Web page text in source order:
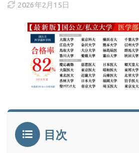
2026年2月15日
目次